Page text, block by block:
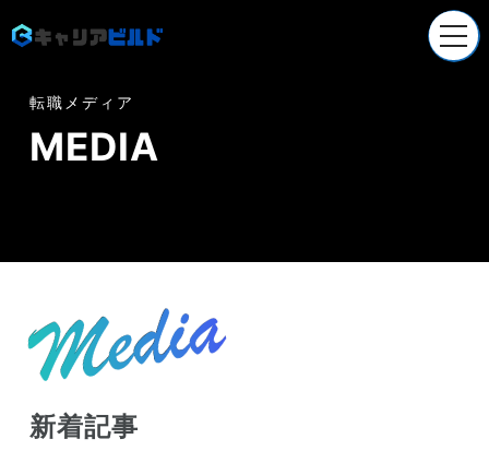
転職メディア
MEDIA
新着記事
Company
会社概要
Service
Recruit
採用情報
News